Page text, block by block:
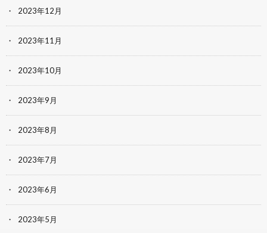
2023年12月
2023年11月
2023年10月
2023年9月
2023年8月
2023年7月
2023年6月
2023年5月